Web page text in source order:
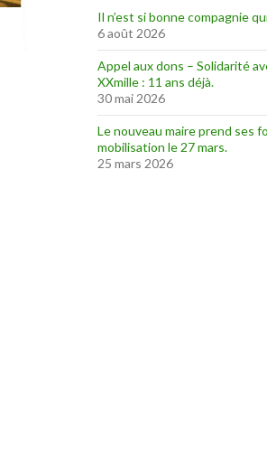
Il n’est si bonne compagnie
6 août 2026
Appel aux dons – Solidarité
XXmille : 11 ans déjà.
30 mai 2026
Le nouveau maire prend ses
mobilisation le 27 mars.
25 mars 2026